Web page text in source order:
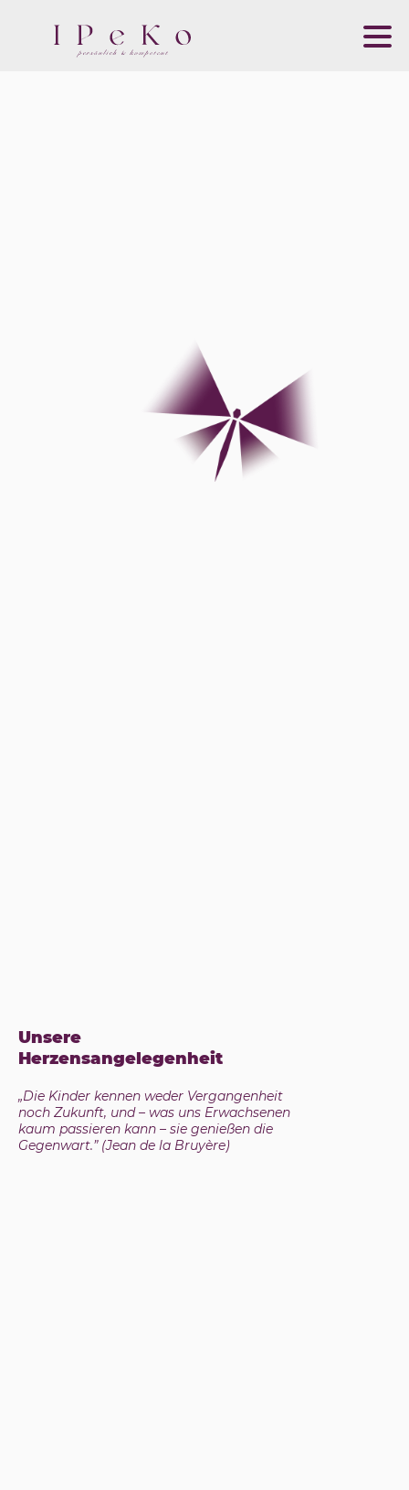
Unsere
Herzensangelegenheit
„Die Kinder kennen weder Vergangenheit
noch Zukunft, und – was uns Erwachsenen
kaum passieren kann – sie genießen die
Gegenwart.” (Jean de la Bruyère)